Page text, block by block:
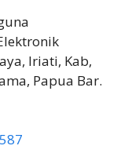
Iriati, Kab,
Papua Bar.